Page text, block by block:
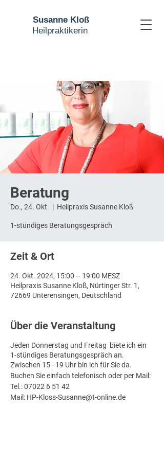
Susanne Kloß
Heilpraktikerin
Beratung
Do., 24. Okt.
  |
Heilpraxis Susanne Kloß
1-stündiges Beratungsgespräch
Zeit & Ort
24. Okt. 2024, 15:00 – 19:00 MESZ
Heilpraxis Susanne Kloß, Nürtinger Str. 1,
72669 Unterensingen, Deutschland
Über die Veranstaltung
Jeden Donnerstag und Freitag biete ich ein
1-stündiges Beratungsgespräch an.
Zwischen 15 - 19 Uhr bin ich für Sie da.
Buchen Sie einfach telefonisch oder per Mail:
Tel.: 07022 6 51 42
Mail: HP-Kloss-Susanne@t-online.de